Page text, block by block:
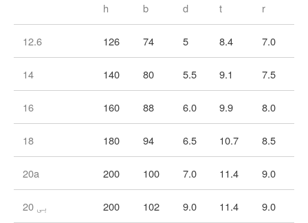
h b d t r
12.6 126 74 5 8.4 7.0
14 140 80 5.5 9.1 7.5
16 160 88 6.0 9.9 8.0
18 180 94 6.5 10.7 8.5
20a 200 100 7.0 11.4 9.0
20 بی 200 102 9.0 11.4 9.0